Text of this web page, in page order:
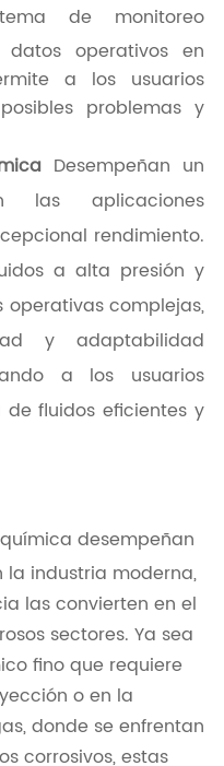
de monitoreo
operativos en
a los usuarios
problemas y
Desempeñan un
las aplicaciones
rendimiento.
a alta presión y
operativas complejas,
y adaptabilidad
a los usuarios
fluidos eficientes y
desempeñan
la industria moderna,
las convierten en el
sectores. Ya sea
fino que requiere
o en la
donde se enfrentan
corrosivos, estas